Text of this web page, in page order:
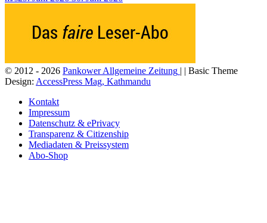
© 2012 - 2026 Pankower Allgemeine Zeitung | | Basic Theme
Design: AccessPress Mag, Kathmandu
Kontakt
Impressum
Datenschutz & ePrivacy
Transparenz & Citizenship
Mediadaten & Preissystem
Abo-Shop